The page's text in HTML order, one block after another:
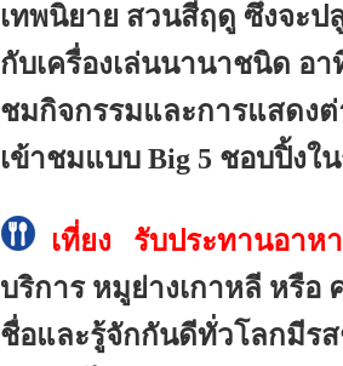
เทพนิยาย สวนสี่ฤดู ซึ่งจะ
กับเครื่องเล่นนานาชนิด อ
ชมกิจกรรมและการแสดง
เข้าชมแบบ Big 5 ชอบปิ้ง
เที่ยง รับประทานอาห
บริการ หมูย่างเกาหลี หรือ
ชื่อและรู้จักกันดีทั่วโลกมีร